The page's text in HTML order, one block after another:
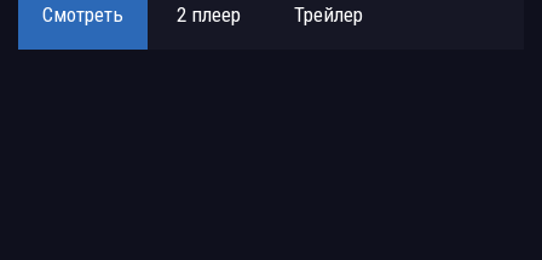
Смотреть 2 плеер Трейлер